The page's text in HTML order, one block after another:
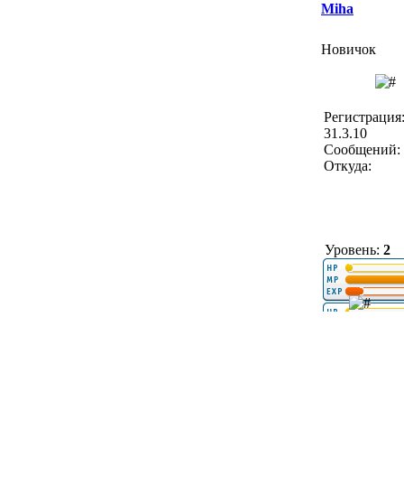
Miha
Новичок
Регистрация:
31.3.10
Сообщений:
Откуда:
Уровень: 2